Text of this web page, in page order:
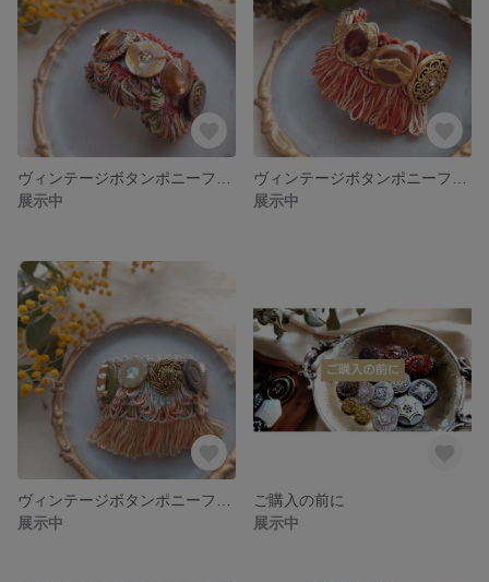
展示中
展示中
展示中
ご購入の前に
展示中